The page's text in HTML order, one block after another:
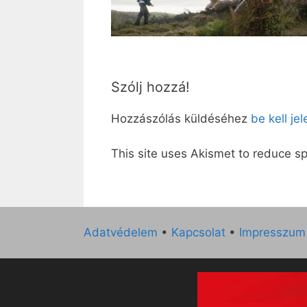
Szólj hozzá!
Hozzászólás küldéséhez be kell
This site uses Akismet to reduce
Adatvédelem • Kapcsolat • Impresszum